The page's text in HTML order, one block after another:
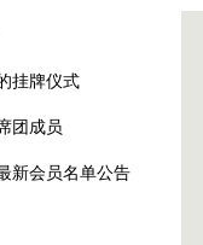
挂牌仪式
团成员
新会员名单公告